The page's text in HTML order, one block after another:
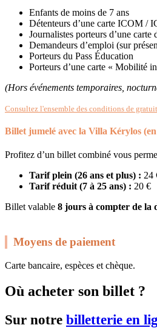
Enfants de moins de 7 ans
Détenteurs d’une carte ICOM /
Journalistes porteurs d’une carte
Demandeurs d’emploi (sur
Porteurs du Pass Éducation
Porteurs d’une carte « Mobilité
(Hors événements temporaires,
Consultez l'ensemble des conditions de
Billet jumelé avec la Villa Kérylos
Profitez d’un billet combiné vous
Tarif plein (26 ans et plus) : 24
Tarif réduit (7 à 25 ans) : 20 €
Billet valable 8 jours à compter de la
Moyens de paiement
Carte bancaire, espèces et chèque.
Où acheter son billet ?
Sur notre billetterie en